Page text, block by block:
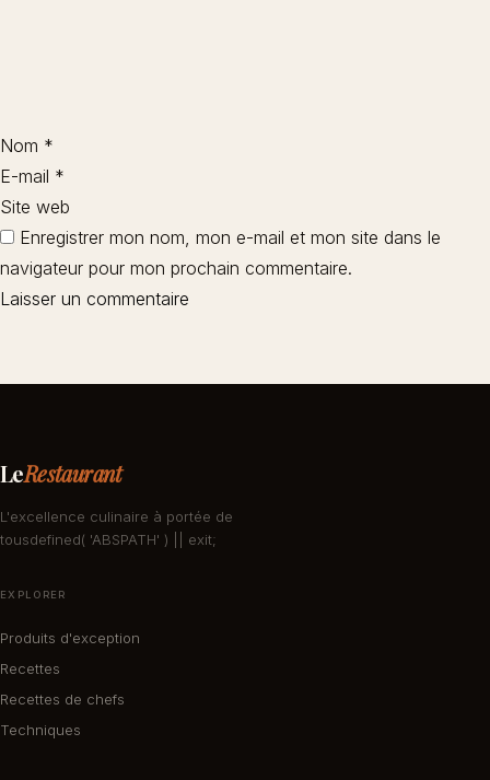
Nom *
E-mail *
Site web
Enregistrer mon nom, mon e-mail et mon site dans le
navigateur pour mon prochain commentaire.
LeRestaurant
L'excellence culinaire à portée de
tousdefined( 'ABSPATH' ) || exit;
EXPLORER
Produits d'exception
Recettes
Recettes de chefs
Techniques